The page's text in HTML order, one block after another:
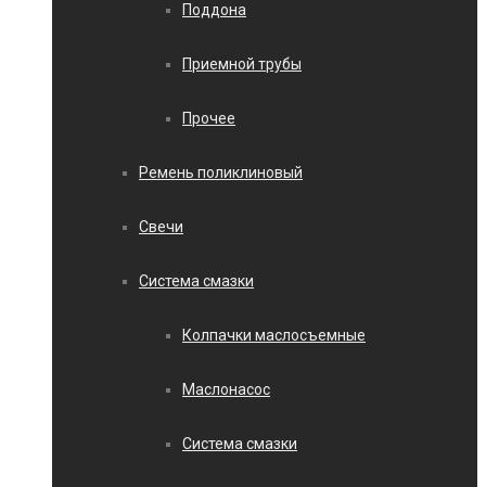
Поддона
Приемной трубы
Прочее
Ремень поликлиновый
Свечи
Система смазки
Колпачки маслосъемные
Маслонасос
Система смазки